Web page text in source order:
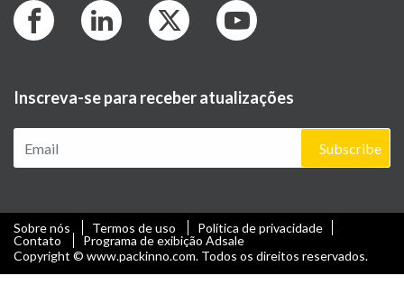
Inscreva-se para receber atualizações
Subscribe
Sobre nós Termos de uso
Política de privacidade
Contato
Programa de exibição Adsale
Copyright © www.packinno.com. Todos os direitos reservados.